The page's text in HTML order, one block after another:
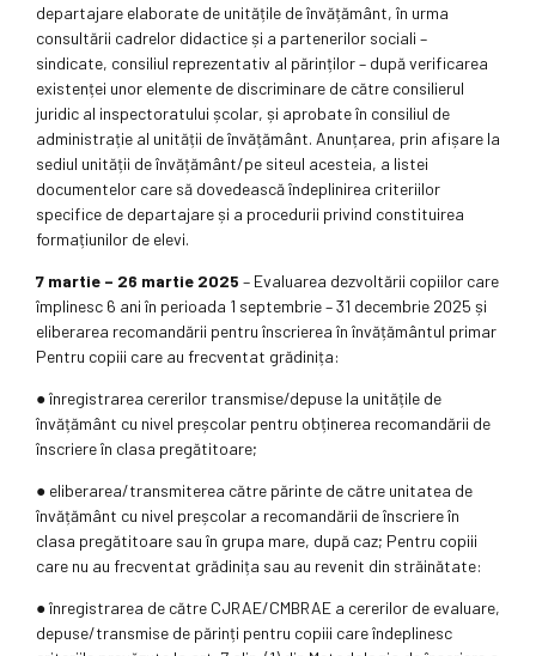
departajare elaborate de unitățile de învățământ, în urma
consultării cadrelor didactice și a partenerilor sociali –
sindicate, consiliul reprezentativ al părinților – după verificarea
existenței unor elemente de discriminare de către consilierul
juridic al inspectoratului școlar, și aprobate în consiliul de
administrație al unității de învățământ. Anunțarea, prin afișare la
sediul unității de învățământ/pe siteul acesteia, a listei
documentelor care să dovedească îndeplinirea criteriilor
specifice de departajare și a procedurii privind constituirea
formațiunilor de elevi.
7 martie – 26 martie 2025 – Evaluarea dezvoltării copiilor care
împlinesc 6 ani în perioada 1 septembrie – 31 decembrie 2025 și
eliberarea recomandării pentru înscrierea în învățământul primar
Pentru copiii care au frecventat grădinița:
● înregistrarea cererilor transmise/depuse la unitățile de
învățământ cu nivel preșcolar pentru obținerea recomandării de
înscriere în clasa pregătitoare;
● eliberarea/transmiterea către părinte de către unitatea de
învățământ cu nivel preșcolar a recomandării de înscriere în
clasa pregătitoare sau în grupa mare, după caz; Pentru copiii
care nu au frecventat grădinița sau au revenit din străinătate:
● înregistrarea de către CJRAE/CMBRAE a cererilor de evaluare,
depuse/transmise de părinți pentru copiii care îndeplinesc